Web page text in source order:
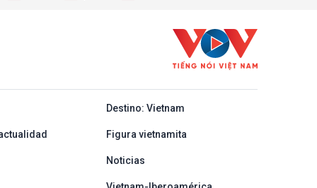
nha Destino: Vietnam
Figura vietnamita
Noticias